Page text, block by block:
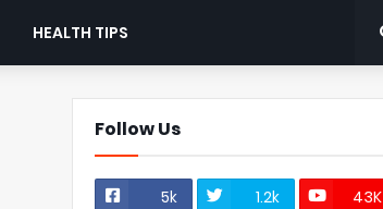
HEALTH TIPS
Follow Us
5k 1.2k
43K